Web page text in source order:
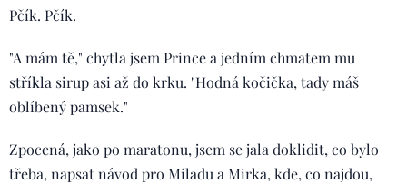
Pčík. Pčík.
"A mám tě," chytla jsem Prince a jedním chmatem mu
stříkla sirup asi až do krku. "Hodná kočička, tady máš
oblíbený pamsek."
Zpocená, jako po maratonu, jsem se jala doklidit, co bylo
třeba, napsat návod pro Miladu a Mirka, kde, co najdou,